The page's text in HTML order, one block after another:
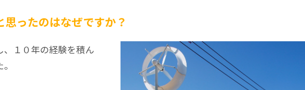
ったのはなぜですか？
１０年の経験を積ん